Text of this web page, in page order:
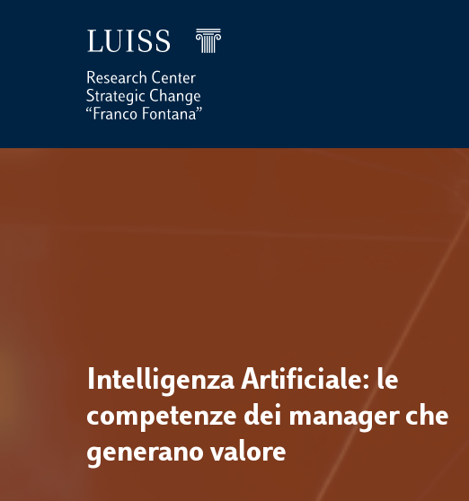
Intelligenza Artificiale: le
competenze dei manager che
generano valore